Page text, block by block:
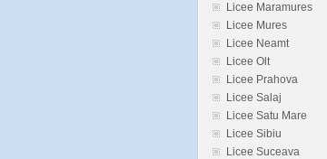
Licee Maramures
Licee Mures
Licee Neamt
Licee Olt
Licee Prahova
Licee Salaj
Licee Satu Mare
Licee Sibiu
Licee Suceava